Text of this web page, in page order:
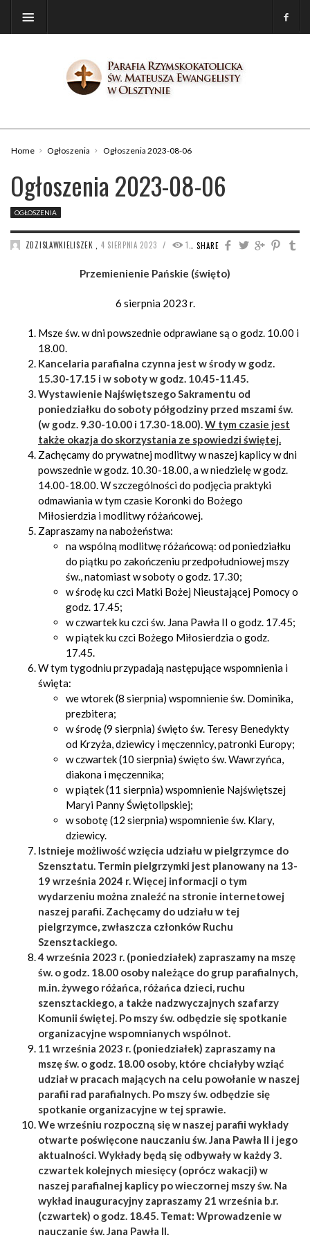
Home Ogłoszenia Ogłoszenia 2023-08-06
Ogłoszenia 2023-08-06
OGŁOSZENIA
SHARE
ZDZISLAWKIELISZEK 4 SIERPNIA 2023 / 1773
Przemienienie Pańskie (święto)
6 sierpnia 2023 r.
Msze św. w dni powszednie odprawiane są o godz. 10.00 i
18.00.
Kancelaria parafialna czynna jest w środy w godz.
15.30-17.15 i w soboty w godz. 10.45-11.45.
Wystawienie Najświętszego Sakramentu od
poniedziałku do soboty półgodziny przed mszami św.
(w godz. 9.30-10.00 i 17.30-18.00).W tym czasie jest
także okazja do skorzystania ze spowiedzi świętej.
Zachęcamy do prywatnej modlitwy w naszej kaplicy w dni
powszednie w godz. 10.30-18.00, a w niedzielę w godz.
14.00-18.00. W szczególności do podjęcia praktyki
odmawiania w tym czasie Koronki do Bożego
Miłosierdzia i modlitwy różańcowej.
Zapraszamy na nabożeństwa:
na wspólną modlitwę różańcową: od poniedziałku
do piątku po zakończeniu przedpołudniowej mszy
św., natomiast w soboty o godz. 17.30;
w środę ku czci Matki Bożej Nieustającej Pomocy o
godz. 17.45;
w czwartek ku czci św. Jana Pawła II o godz. 17.45;
w piątek ku czci Bożego Miłosierdzia o godz.
17.45.
W tym tygodniu przypadają następujące wspomnienia i
święta:
we wtorek (8 sierpnia) wspomnienie św. Dominika,
prezbitera;
w środę (9 sierpnia) święto św. Teresy Benedykty
od Krzyża, dziewicy i męczennicy, patronki Europy;
w czwartek (10 sierpnia) święto św. Wawrzyńca,
diakona i męczennika;
w piątek (11 sierpnia) wspomnienie Najświętszej
Maryi Panny Świętolipskiej;
w sobotę (12 sierpnia) wspomnienie św. Klary,
dziewicy.
Istnieje możliwość wzięcia udziału w pielgrzymce do
Szensztatu. Termin pielgrzymki jest planowany na 13-
19 września 2024 r. Więcej informacji o tym
wydarzeniu można znaleźć na stronie internetowej
naszej parafii. Zachęcamy do udziału w tej
pielgrzymce, zwłaszcza członków Ruchu
Szensztackiego.
4 września 2023 r. (poniedziałek) zapraszamy na mszę
św. o godz. 18.00 osoby należące do grup parafialnych,
m.in. żywego różańca, różańca dzieci, ruchu
szensztackiego, a także nadzwyczajnych szafarzy
Komunii świętej. Po mszy św. odbędzie się spotkanie
organizacyjne wspomnianych wspólnot.
11 września 2023 r. (poniedziałek) zapraszamy na
mszę św. o godz. 18.00 osoby, które chciałyby wziąć
udział w pracach mających na celu powołanie w naszej
parafii rad parafialnych. Po mszy św. odbędzie się
spotkanie organizacyjne w tej sprawie.
We wrześniu rozpoczną się w naszej parafii wykłady
otwarte poświęcone nauczaniu św. Jana Pawła II i jego
aktualności. Wykłady będą się odbywały w każdy 3.
czwartek kolejnych miesięcy (oprócz wakacji) w
naszej parafialnej kaplicy po wieczornej mszy św. Na
wykład inauguracyjny zapraszamy 21 września b.r.
(czwartek) o godz. 18.45. Temat: Wprowadzenie w
nauczanie św. Jana Pawła II.